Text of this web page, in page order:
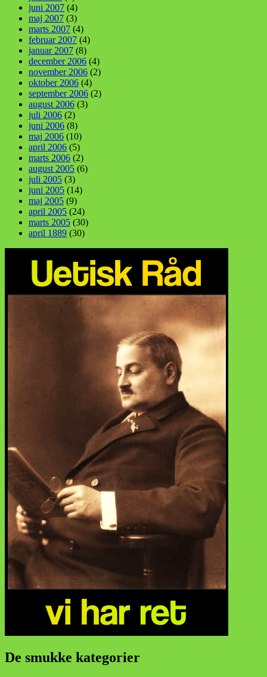
juni 2007 (4)
maj 2007 (3)
marts 2007 (4)
februar 2007 (4)
januar 2007 (8)
december 2006 (4)
november 2006 (2)
oktober 2006 (4)
september 2006 (2)
august 2006 (3)
juli 2006 (2)
juni 2006 (8)
maj 2006 (10)
april 2006 (5)
marts 2006 (2)
august 2005 (6)
juli 2005 (3)
juni 2005 (14)
maj 2005 (9)
april 2005 (24)
marts 2005 (30)
april 1889 (30)
De smukke kategorier